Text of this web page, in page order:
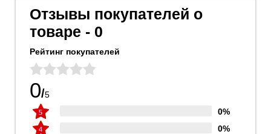
Отзывы покупателей о
товаре - 0
Рейтинг покупателей
0/5
0%
0%